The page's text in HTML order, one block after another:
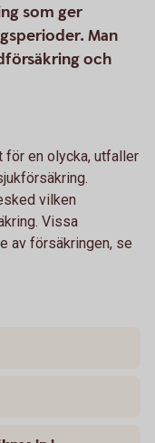
som ger
Man
och
för en olycka, utfaller
vilken
Vissa
av försäkringen, se